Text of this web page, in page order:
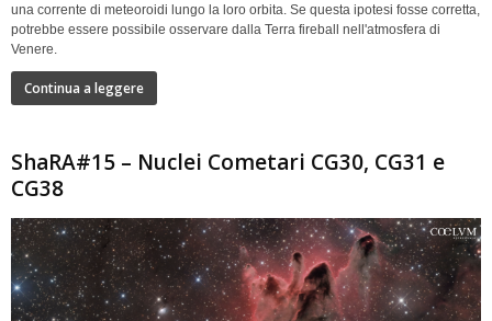
una corrente di meteoroidi lungo la loro orbita. Se questa ipotesi fosse corretta,
potrebbe essere possibile osservare dalla Terra fireball nell'atmosfera di
Venere.
Continua a leggere
ShaRA#15 – Nuclei Cometari CG30, CG31 e
CG38